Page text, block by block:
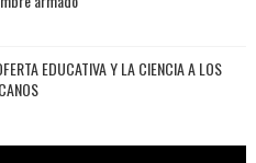
EDUCATIVA Y LA CIENCIA A LOS